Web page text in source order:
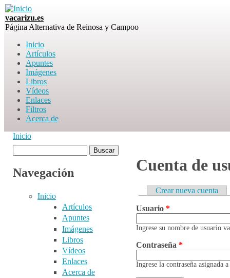
Skip to main content
vacarizu.es
Página Alternativa de Reinosa y Campoo
Main menu
Inicio
Artículos
Apuntes
Imágenes
Libros
Vídeos
Enlaces
Filtros
Acerca de
You are here
Inicio
búsqueda
Navegación
Inicio
Artículos
Apuntes
Imágenes
Libros
Vídeos
Enlaces
Acerca de
Cuenta de
Primary tabs
Crear nueva cuenta
Usuario *
Ingrese su nombre de usuario
Contraseña *
Ingrese la contraseña asignada